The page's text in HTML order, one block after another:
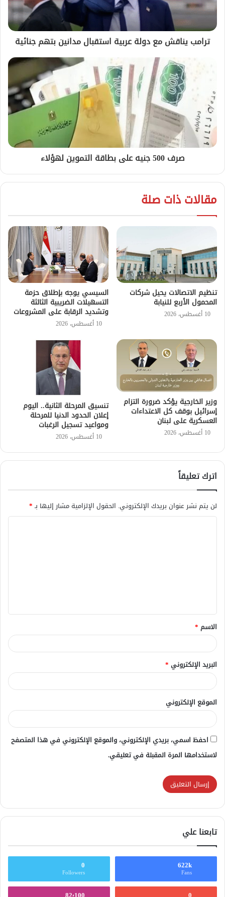
ترامب يناقش مع دولة عربية استقبال مدانين بتهم جنائية
صرف 500 جنيه على بطاقة التموين لهؤلاء
مقالات ذات صلة
تنظيم الاتصالات يحيل شركات
المحمول الأربع للنيابة
10 أغسطس، 2026
السيسي يوجه بإطلاق حزمة
التسهيلات الضريبية الثالثة
وتشديد الرقابة على المشروعات
10 أغسطس، 2026
وزير الخارجية يؤكد ضرورة التزام
إسرائيل بوقف كل الاعتداءات
العسكرية على لبنان
10 أغسطس، 2026
تنسيق المرحلة الثانية.. اليوم
إعلان الحدود الدنيا للمرحلة
ومواعيد تسجيل الرغبات
10 أغسطس، 2026
اترك تعليقاً
لن يتم نشر عنوان بريدك الإلكتروني. الحقول الإلزامية مشار إليها بـ*
ق
*
الاسم *
البريد الإلكتروني *
الموقع الإلكتروني
احفظ اسمي، بريدي الإلكتروني، والموقع الإلكتروني في هذا المتصفح
لاستخدامها المرة المقبلة في تعليقي.
تابعنا علي
622k
Fans
0
Followers